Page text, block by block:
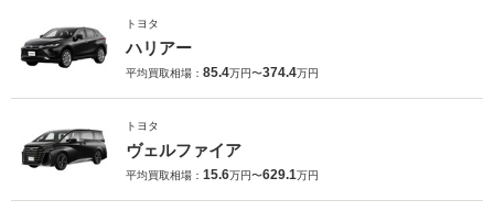
トヨタ
ハリアー
平均買取相場： 85.4万円〜374.4万円
トヨタ
ヴェルファイア
平均買取相場： 15.6万円〜629.1万円